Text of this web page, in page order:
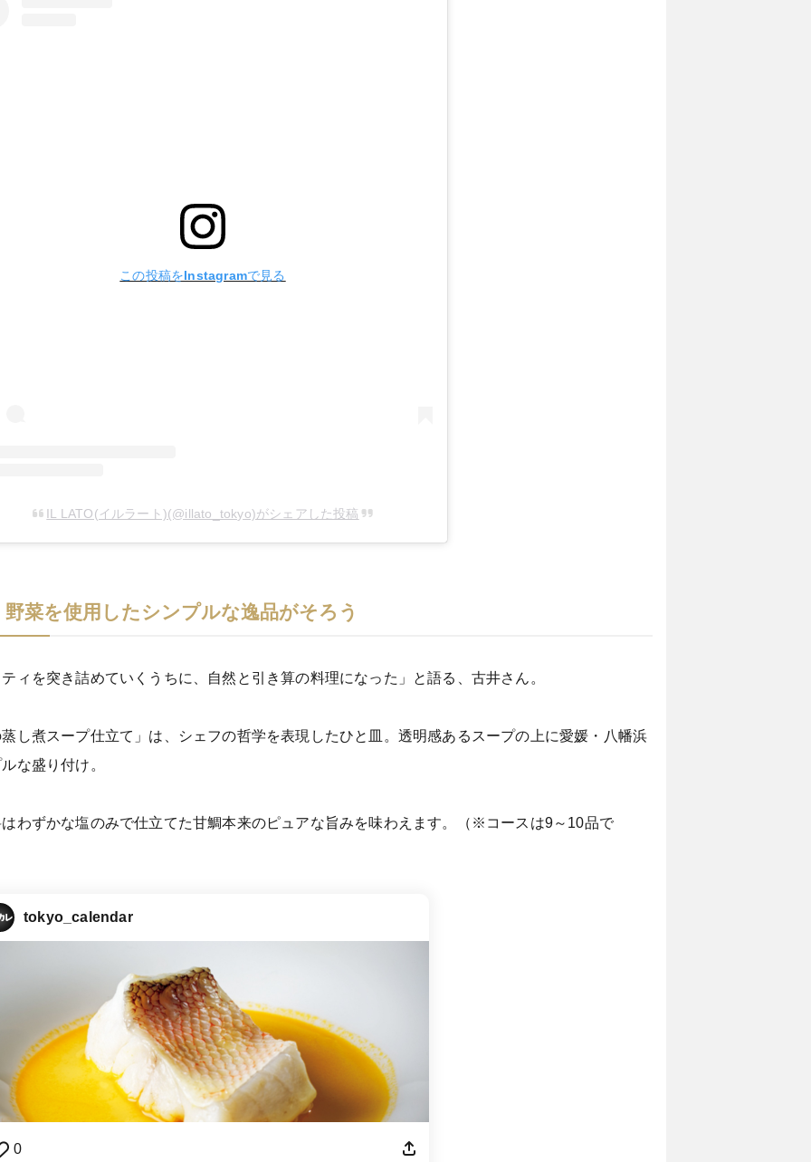
この投稿をInstagramで見る
IL LATO(イルラート)(@illato_tokyo)がシェアした投稿
菜を使用したシンプルな逸品がそろう
ィを突き詰めていくうちに、自然と引き算の料理になった」と語る、古井さん。
し煮スープ仕立て」は、シェフの哲学を表現したひと皿。透明感あるスープの上に愛媛・八幡浜
な盛り付け。
わずかな塩のみで仕立てた甘鯛本来のピュアな旨みを味わえます。（※コースは9～10品で
tokyo_calendar
0